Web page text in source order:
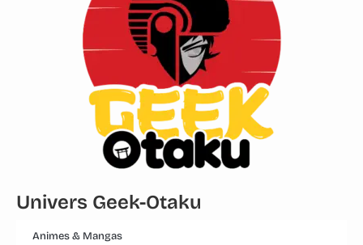
Univers Geek-Otaku
Animes & Mangas